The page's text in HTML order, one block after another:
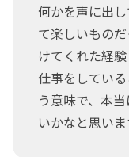
何かを声に出
て楽しいもの
けてくれた経
仕事をしてい
う意味で、本
いかなと思いま